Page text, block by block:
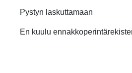
Pystyn laskuttamaan
En kuulu